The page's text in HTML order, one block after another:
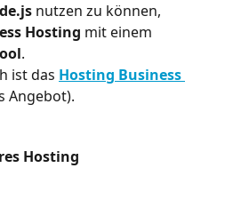
nutzen zu können,
Hosting mit einem
.
ist das Hosting Business
Angebot).
Hosting